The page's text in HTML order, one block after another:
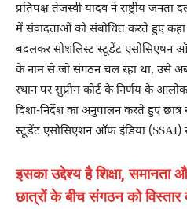
प्रतिपक्ष तेजस्वी यादव ने राष्ट्रीय जनता
में संवादताओं को संबोधित करते हुए कहा
बदलकर सोशलिस्ट स्टूडेंट एसोसिएषन
के नाम से जो संगठन चल रहा था, उसे
स्थान पर सुप्रीम कोर्ट के निर्णय के
दिशा-निर्देश का अनुपालन करते हुए
स्टूडेंट एसोसिएशन ऑफ इंडिया (SSAI)
इसका उद्देश्य है शिक्षा,
छात्रों के बीच संगठन को विस्तार